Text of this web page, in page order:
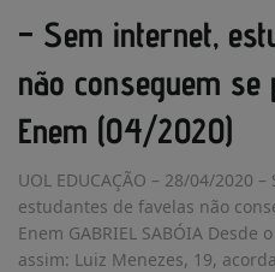
– Sem internet,
não conseguem
Enem (04/2020)
UOL EDUCAÇÃO – 28/04/2020
estudantes de favelas não
Enem GABRIEL SABÓIA
assim: Luiz Menezes, 19,